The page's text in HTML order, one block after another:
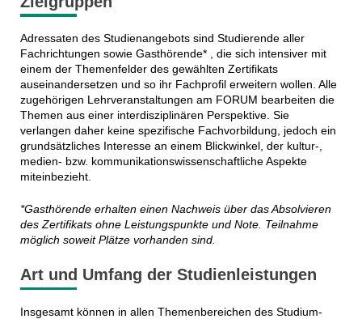
Adressaten des Studienangebots sind Studierende aller
Fachrichtungen sowie Gasthörende* , die sich intensiver mit
einem der Themenfelder des gewählten Zertifikats
auseinandersetzen und so ihr Fachprofil erweitern wollen. Alle
zugehörigen Lehrveranstaltungen am FORUM bearbeiten die
Themen aus einer interdisziplinären Perspektive. Sie
verlangen daher keine spezifische Fachvorbildung, jedoch ein
grundsätzliches Interesse an einem Blickwinkel, der kultur-,
medien- bzw. kommunikationswissenschaftliche Aspekte
miteinbezieht.
*Gasthörende erhalten einen Nachweis über das Absolvieren
des Zertifikats ohne Leistungspunkte und Note. Teilnahme
möglich soweit Plätze vorhanden sind.
Art und Umfang der Studienleistungen
Insgesamt können in allen Themenbereichen des Studium-